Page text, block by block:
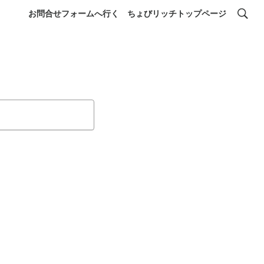
お問合せフォームへ行く ちょびリッチトップページ